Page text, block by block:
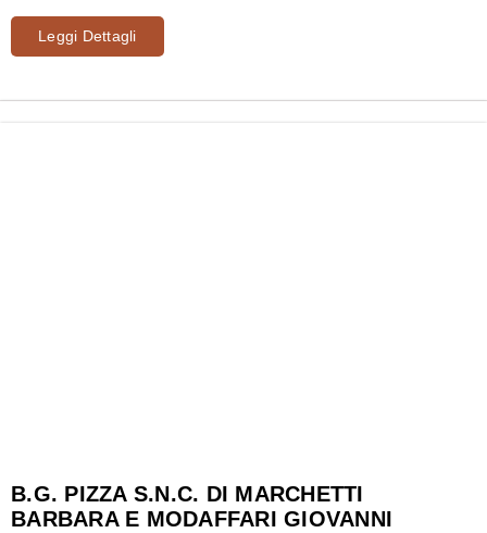
Leggi Dettagli
B.G. PIZZA S.N.C. DI MARCHETTI
BARBARA E MODAFFARI GIOVANNI